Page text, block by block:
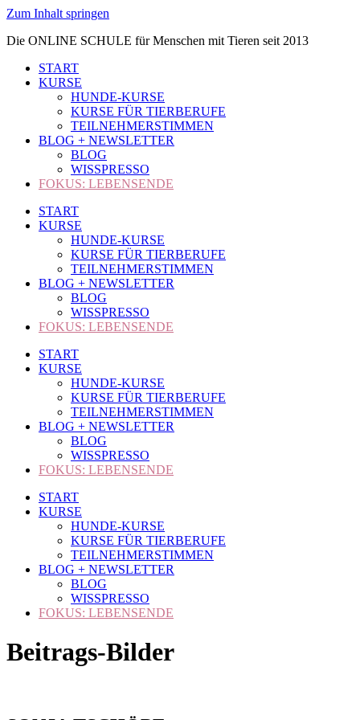
Zum Inhalt springen
Die ONLINE SCHULE für Menschen mit Tieren seit 2013
START
KURSE
HUNDE-KURSE
KURSE FÜR TIERBERUFE
TEILNEHMERSTIMMEN
BLOG + NEWSLETTER
BLOG
WISSPRESSO
FOKUS: LEBENSENDE
START
KURSE
HUNDE-KURSE
KURSE FÜR TIERBERUFE
TEILNEHMERSTIMMEN
BLOG + NEWSLETTER
BLOG
WISSPRESSO
FOKUS: LEBENSENDE
START
KURSE
HUNDE-KURSE
KURSE FÜR TIERBERUFE
TEILNEHMERSTIMMEN
BLOG + NEWSLETTER
BLOG
WISSPRESSO
FOKUS: LEBENSENDE
START
KURSE
HUNDE-KURSE
KURSE FÜR TIERBERUFE
TEILNEHMERSTIMMEN
BLOG + NEWSLETTER
BLOG
WISSPRESSO
FOKUS: LEBENSENDE
Beitrags-Bilder